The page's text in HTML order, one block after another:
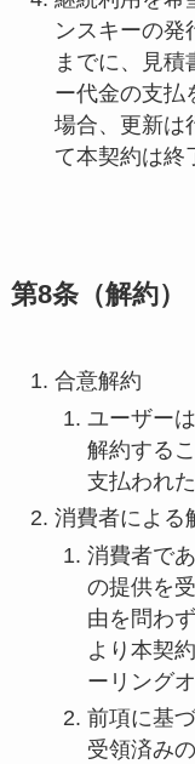
ンスキーの発
までに、見積
ー代金の支払
場合、更新は
て本契約は終
第8条（解約）
合意解約
ユーザー
解約する
支払われ
消費者による
消費者で
の提供を
由を問わ
より本契
ーリングオ
前項に基
受領済み